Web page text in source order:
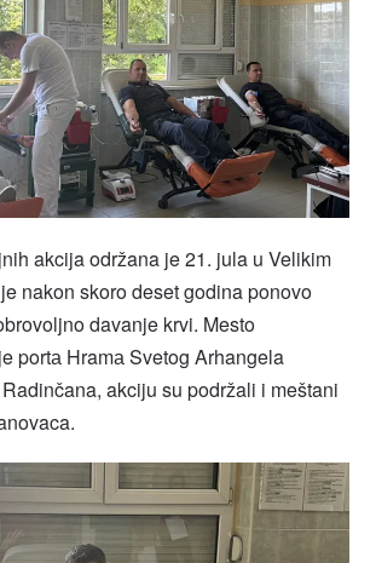
akcija održana je 21. jula u Velikim
nakon skoro deset godina ponovo
davanje krvi. Mesto
portа Hramа Svetog Arhangela
akciju su podržali i meštani